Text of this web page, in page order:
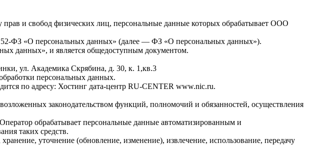
и свобод физических лиц, персональные данные которых обрабатывает ООО
152-ФЗ «О персональных данных» (далее — ФЗ «О персональных данных»).
данных», и является общедоступным документом.
ул. Академика Скрябина, д. 30, к. 1,кв.3
персональных данных.
по адресу: Хостинг дата-центр RU-CENTER www.nic.ru.
законодательством функций, полномочий и обязанностей, осуществления
обрабатывает персональные данные автоматизированным и
таких средств.
уточнение (обновление, изменение), извлечение, использование, передачу